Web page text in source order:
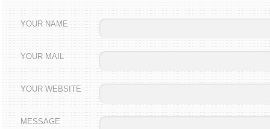
YOUR NAME
YOUR MAIL
YOUR WEBSITE
MESSAGE